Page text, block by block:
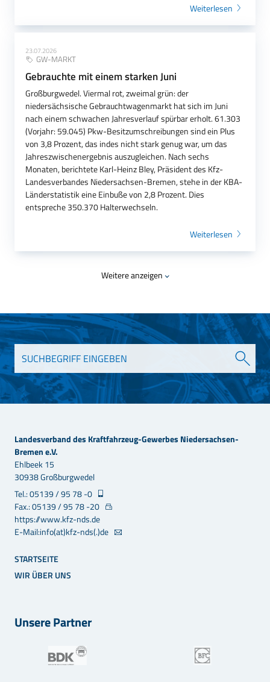
Weiterlesen
23.07.2026
GW-MARKT
Gebrauchte mit einem starken Juni
Großburgwedel. Viermal rot, zweimal grün: der
niedersächsische Gebrauchtwagenmarkt hat sich im Juni
nach einem schwachen Jahresverlauf spürbar erholt. 61.303
(Vorjahr: 59.045) Pkw-Besitzumschreibungen sind ein Plus
von 3,8 Prozent, das indes nicht stark genug war, um das
Jahreszwischenergebnis auszugleichen. Nach sechs
Monaten, berichtete Karl-Heinz Bley, Präsident des Kfz-
Landesverbandes Niedersachsen-Bremen, stehe in der KBA-
Länderstatistik eine Einbuße von 2,8 Prozent. Dies
entspreche 350.370 Halterwechseln.
Weiterlesen
Weitere anzeigen
Landesverband des Kraftfahrzeug-Gewerbes Niedersachsen-
Bremen e.V.
Ehlbeek 15
30938 Großburgwedel
Tel.: 05139 / 95 78 -0
Fax.: 05139 / 95 78 -20
https://www.kfz-nds.de
E-Mail:info(at)kfz-nds(.)de
STARTSEITE
WIR ÜBER UNS
Unsere Partner